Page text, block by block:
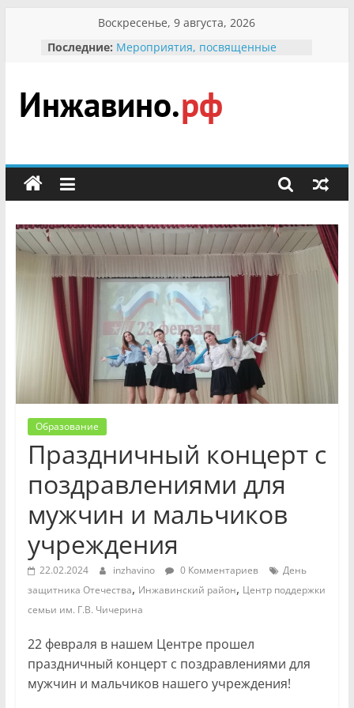
содержимому
Воскресенье, 9 августа, 2026
Последние: Мероприятия, посвященные
гражданин Инжавинского округа»
участнице Великой
Отечественной, фронтовичке
Безопасность в сети Интернет
мероприятии «Сохраним
первоцветы!»
В вольере Воронинского
заповедника родились крапчатые
Инжавино.рф
сельский
портал
Образование
Праздничный концерт с
поздравлениями для
мужчин и мальчиков
учреждения
22.02.2024 inzhavino 0 Комментариев
День
защитника Отечества, Инжавинский район, Центр поддержки
семьи им. Г.В. Чичерина
22 февраля в нашем Центре прошел
праздничный концерт с поздравлениями для
мужчин и мальчиков нашего учреждения!